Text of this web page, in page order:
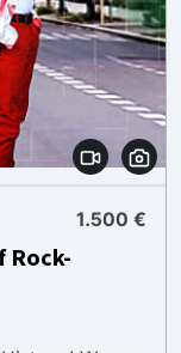
1.500 €
Rock-